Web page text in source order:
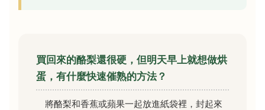
買回來的酪梨還很硬，但明天早上就想做烘
蛋，有什麼快速催熟的方法？
將酪梨和香蕉或蘋果一起放進紙袋裡，封起來